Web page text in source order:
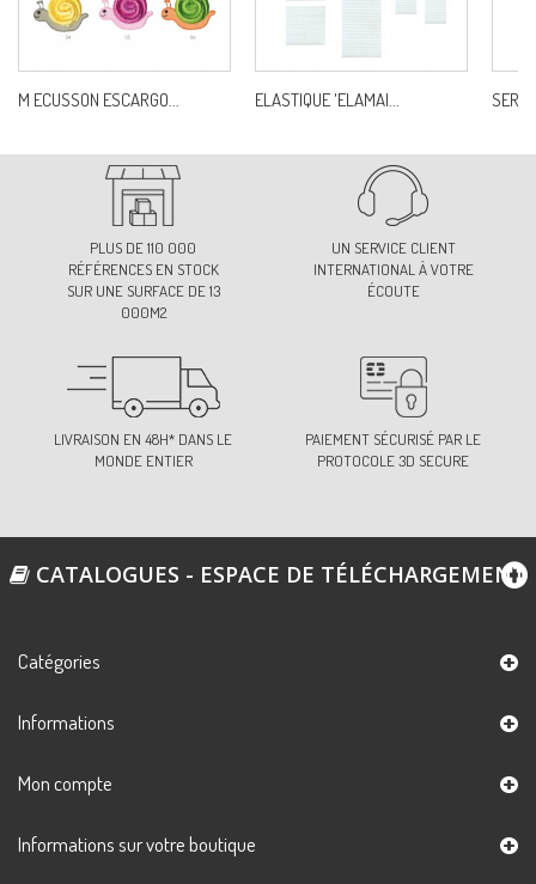
M ECUSSON ESCARGO... ELASTIQUE 'ELAMAI...
PLUS DE 110 000
RÉFÉRENCES EN STOCK
SUR UNE SURFACE DE 13
000M2
UN SERVICE CLIENT
INTERNATIONAL À VOTRE
ÉCOUTE
LIVRAISON EN 48H* DANS LE
MONDE ENTIER
PAIEMENT SÉCURISÉ PAR LE
PROTOCOLE 3D SECURE
CATALOGUES - ESPACE DE TÉLÉCHARGEMENT
Catégories
Informations
Mon compte
Informations sur votre boutique